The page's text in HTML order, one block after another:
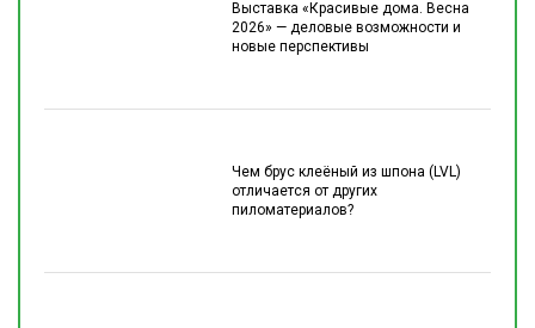
Выставка «Красивые дома. Весна
2026» — деловые возможности и
новые перспективы
Чем брус клеёный из шпона (LVL)
отличается от других
пиломатериалов?